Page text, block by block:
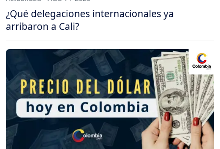
¿Qué delegaciones internacionales ya
arribaron a Cali?